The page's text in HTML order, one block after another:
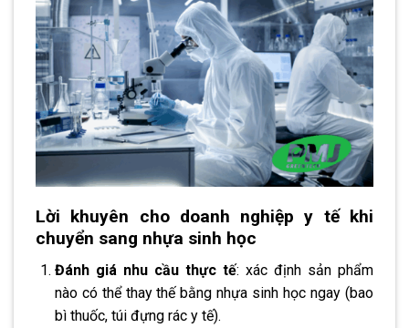
Lời khuyên cho doanh nghiệp y tế khi
chuyển sang nhựa sinh học
Đánh giá nhu cầu thực tế: xác định sản phẩm
nào có thể thay thế bằng nhựa sinh học ngay (bao
bì thuốc, túi đựng rác y tế).